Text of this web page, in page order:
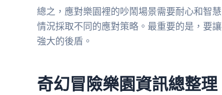
總之，應對樂園裡的吵鬧場景需要耐心和智
情況採取不同的應對策略。最重要的是，要
強大的後盾。
奇幻冒險樂園資訊總整理